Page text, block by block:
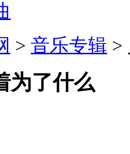
> 音乐专辑 >
为了什么